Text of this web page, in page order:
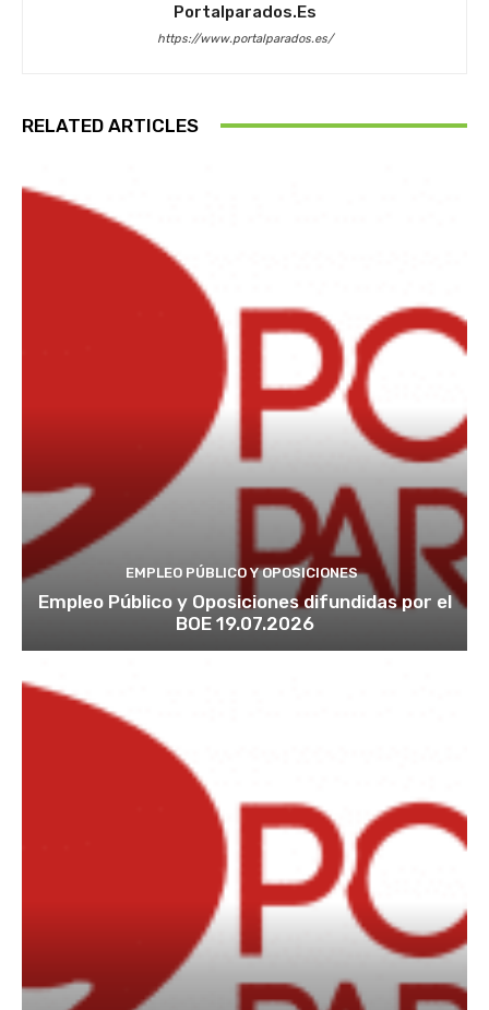
Portalparados.es
https://www.portalparados.es/
RELATED ARTICLES
EMPLEO PÚBLICO Y OPOSICIONES
Empleo Público y Oposiciones difundidas por el
BOE 19.07.2026